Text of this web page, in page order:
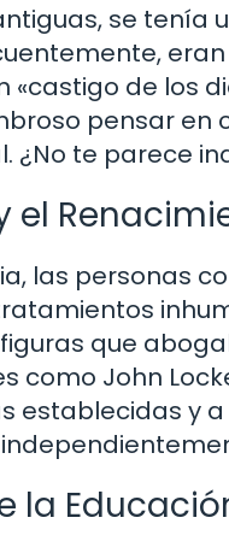
se
de los
pensar en
¿No te parece
el
las personas
que
como John
establecidas y
la